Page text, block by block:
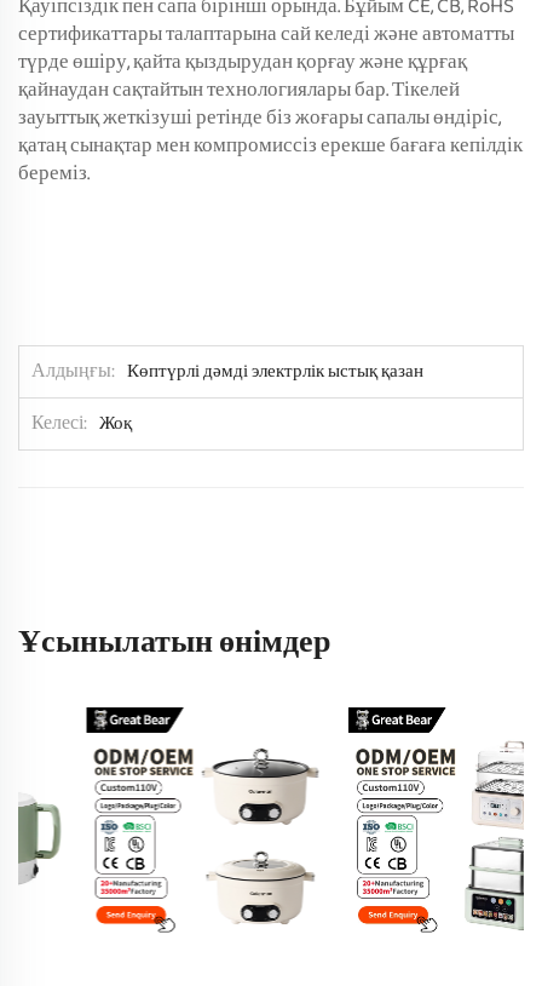
Қауіпсіздік пен сапа бірінші орында. Бұйым CE, CB, RoHS
сертификаттары талаптарына сай келеді және автоматты
түрде өшіру, қайта қыздырудан қорғау және құрғақ
қайнаудан сақтайтын технологиялары бар. Тікелей
зауыттық жеткізуші ретінде біз жоғары сапалы өндіріс,
қатаң сынақтар мен компромиссіз ерекше бағаға кепілдік
береміз.
Алдыңғы Көптүрлі дәмді электрлік ыстық қазан
Келесі Жоқ
Ұсынылатын өнімдер